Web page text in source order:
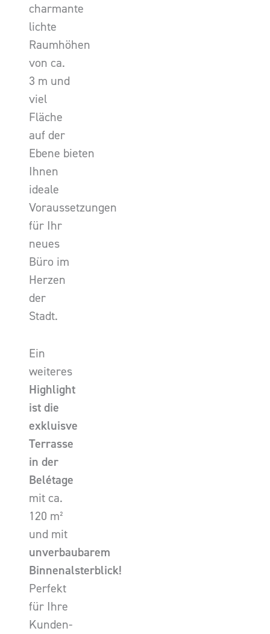
charmante
lichte
Raumhöhen
von ca.
3 m und
viel
Fläche
auf der
Ebene bieten
Ihnen
ideale
Voraussetzungen
für Ihr
neues
Büro im
Herzen
der
Stadt.
Ein
weiteres
Highlight
ist die
exkluisve
Terrasse
in der
Belétage
mit ca.
120 m²
und mit
unverbaubarem
Binnenalsterblick!
Perfekt
für Ihre
Kunden-